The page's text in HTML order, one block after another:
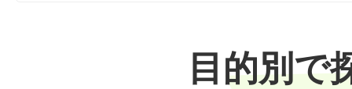
目的別で